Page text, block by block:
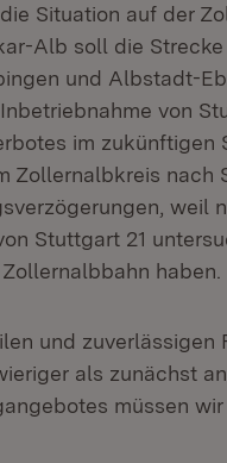
Situation auf der
Alb soll die
und Albstadt-
von
im zukünftigen
Zollernalbkreis nach
weil
Stuttgart 21
haben.
und zuverlässigen
als zunächst
müssen